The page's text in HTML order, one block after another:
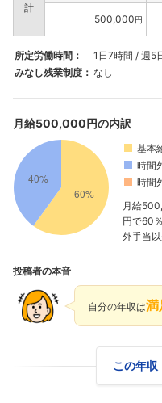
計
500,000円
所定労働時間：
1日7時間 / 週5
みなし残業制度： なし
月給500,000円の内訳
基本
時間
時間
月給
円で60
外手当
投稿者の本音
自分の年収は満
この年収